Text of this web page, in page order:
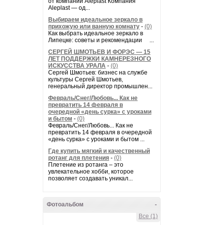
Aleplast — од...
Выбираем идеальное зеркало в
прихожую или ванную комнату - (0)
Как выбрать идеальное зеркало в
Липецке: советы и рекомендации ...
СЕРГЕЙ ШМОТЬЕВ И ФОРЭС — 15
ЛЕТ ПОДДЕРЖКИ КАМНЕРЕЗНОГО
ИСКУССТВА УРАЛА - (0)
Сергей Шмотьев: бизнес на службе
культуры Сергей Шмотьев,
генеральный директор промышлен...
Февраль/Снег/Любовь... Как не
превратить 14 февраля в
очередной «день сурка» с уроками
и бытом - (0)
Февраль/Снег/Любовь... Как не
превратить 14 февраля в очередной
«день сурка» с уроками и бытом ...
Где купить мягкий и качественный
ротанг для плетения - (0)
Плетение из ротанга – это
увлекательное хобби, которое
позволяет создавать уникал...
-
Фотоальбом
Все (1)